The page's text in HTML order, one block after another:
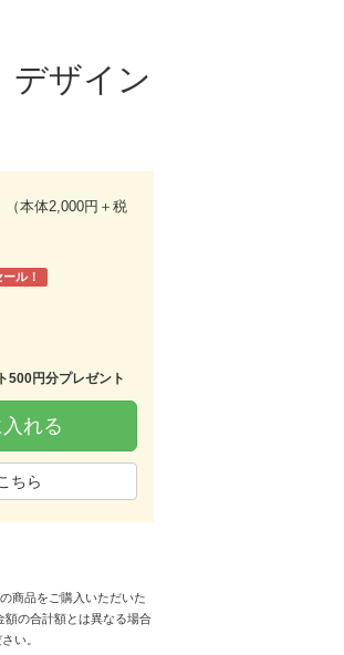
デザイン
（本体2,000円＋税
ル！
500円分プレゼント
れる
ちら
商品をご購入いただいた
の合計額とは異なる場合
い。